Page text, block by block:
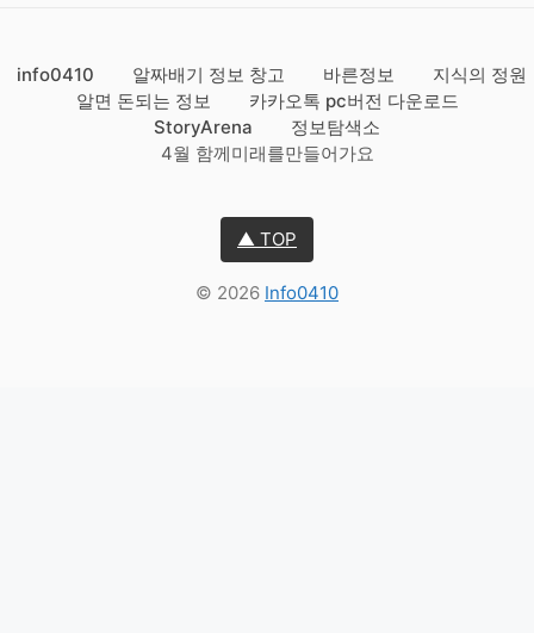
info0410 알짜배기 정보 창고 바른정보
지식의 정원
알면 돈되는 정보
카카오톡 pc버전 다운로드
StoryArena
정보탐색소
4월 함께미래를만들어가요
▲ TOP
© 2026 Info0410